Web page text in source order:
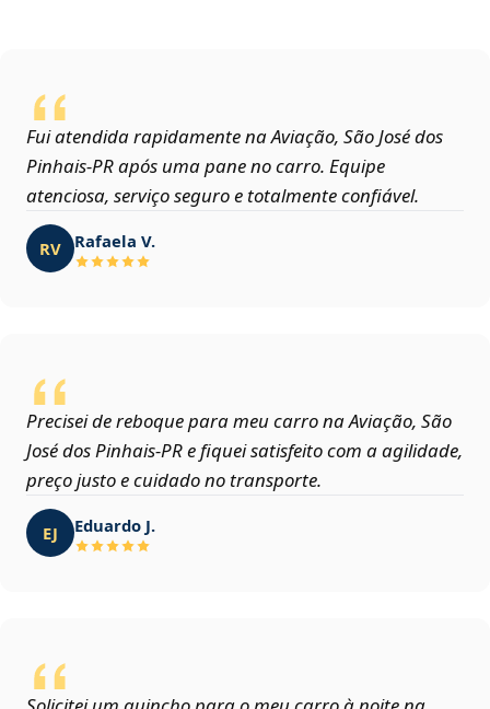
Fui atendida rapidamente na Aviação, São José dos
Pinhais‑PR após uma pane no carro. Equipe
atenciosa, serviço seguro e totalmente confiável.
RV Rafaela V.
Precisei de reboque para meu carro na Aviação, São
José dos Pinhais‑PR e fiquei satisfeito com a agilidade,
preço justo e cuidado no transporte.
EJ Eduardo J.